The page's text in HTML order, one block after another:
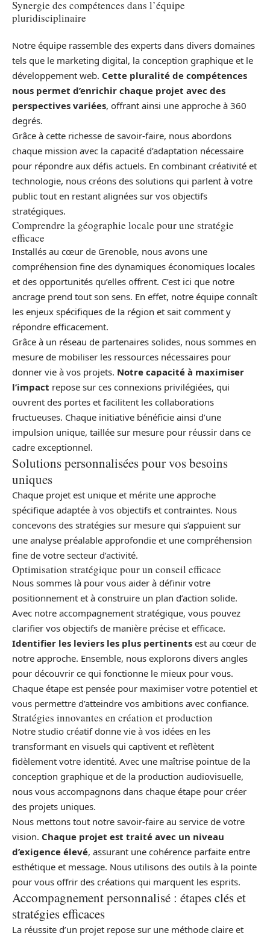
Synergie des compétences dans l’équipe
pluridisciplinaire
Notre équipe rassemble des experts dans divers domaines
tels que le marketing digital, la conception graphique et le
développement web. Cette pluralité de compétences
nous permet d’enrichir chaque projet avec des
perspectives variées, offrant ainsi une approche à 360
degrés.
Grâce à cette richesse de savoir-faire, nous abordons
chaque mission avec la capacité d’adaptation nécessaire
pour répondre aux défis actuels. En combinant créativité et
technologie, nous créons des solutions qui parlent à votre
public tout en restant alignées sur vos objectifs
stratégiques.
Comprendre la géographie locale pour une stratégie
efficace
Installés au cœur de Grenoble, nous avons une
compréhension fine des dynamiques économiques locales
et des opportunités qu’elles offrent. C’est ici que notre
ancrage prend tout son sens. En effet, notre équipe connaît
les enjeux spécifiques de la région et sait comment y
répondre efficacement.
Grâce à un réseau de partenaires solides, nous sommes en
mesure de mobiliser les ressources nécessaires pour
donner vie à vos projets. Notre capacité à maximiser
l’impact repose sur ces connexions privilégiées, qui
ouvrent des portes et facilitent les collaborations
fructueuses. Chaque initiative bénéficie ainsi d’une
impulsion unique, taillée sur mesure pour réussir dans ce
cadre exceptionnel.
Solutions personnalisées pour vos besoins
uniques
Chaque projet est unique et mérite une approche
spécifique adaptée à vos objectifs et contraintes. Nous
concevons des stratégies sur mesure qui s’appuient sur
une analyse préalable approfondie et une compréhension
fine de votre secteur d’activité.
Optimisation stratégique pour un conseil efficace
Nous sommes là pour vous aider à définir votre
positionnement et à construire un plan d’action solide.
Avec notre accompagnement stratégique, vous pouvez
clarifier vos objectifs de manière précise et efficace.
Identifier les leviers les plus pertinents est au cœur de
notre approche. Ensemble, nous explorons divers angles
pour découvrir ce qui fonctionne le mieux pour vous.
Chaque étape est pensée pour maximiser votre potentiel et
vous permettre d’atteindre vos ambitions avec confiance.
Stratégies innovantes en création et production
Notre studio créatif donne vie à vos idées en les
transformant en visuels qui captivent et reflètent
fidèlement votre identité. Avec une maîtrise pointue de la
conception graphique et de la production audiovisuelle,
nous vous accompagnons dans chaque étape pour créer
des projets uniques.
Nous mettons tout notre savoir-faire au service de votre
vision. Chaque projet est traité avec un niveau
d’exigence élevé, assurant une cohérence parfaite entre
esthétique et message. Nous utilisons des outils à la pointe
pour vous offrir des créations qui marquent les esprits.
Accompagnement personnalisé : étapes clés et
stratégies efficaces
La réussite d’un projet repose sur une méthode claire et